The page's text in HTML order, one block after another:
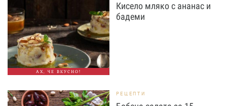
АХ, ЧЕ ВКУСНО!
Кисело мляко с ананас и
бадеми
РЕЦЕПТИ